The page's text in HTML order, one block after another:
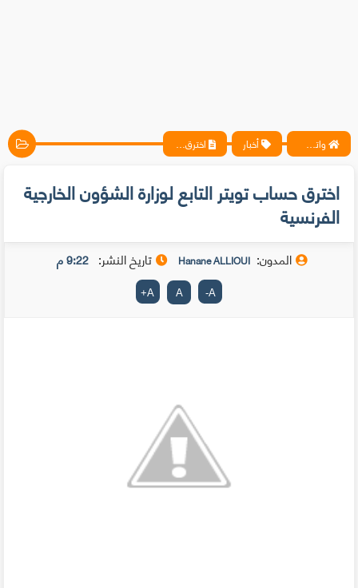
واتس آب ، فيسبوك ، أنترنت ، شروحات تقنية حصرية - المحترف أخبار اخترق حساب تويتر التابع لوزارة الشؤون الخارجية الفرنسية
اخترق حساب تويتر التابع لوزارة الشؤون الخارجية
الفرنسية
المدون: Hanane ALLIOUI تاريخ النشر: 9:22 م
A
-
A
A
+